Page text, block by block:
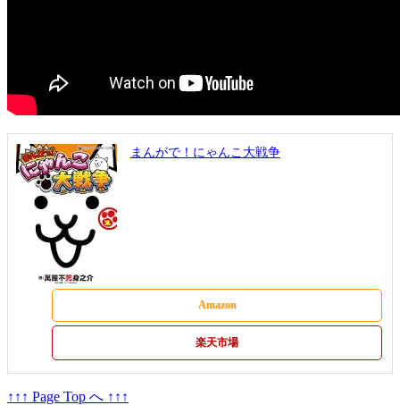
まんがで！にゃんこ大戦争
Amazon
楽天市場
↑↑↑ Page Top へ ↑↑↑